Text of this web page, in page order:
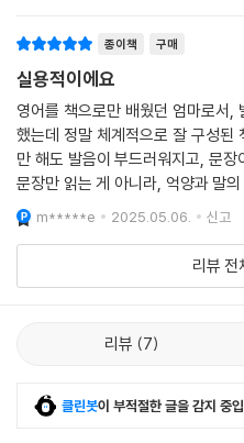
형식을 도입했습니다. 이를 통해 자
나태해짐을 막고, ‘영어 낭독 훈련
니다. 그리고 자신도 모르게 조금씩
종이책 구매
실용적이에요
영어를 책으로만 배웠던 엄마로서
했는데 정말 체계적으로 잘 구성된
만 해도 발음이 부드러워지고, 문
문장만 읽는 게 아니라, 억양과 말
신이 붙기 시작했어요. 아이와 함께
있구나’를 실
m*****e 2025.05.06. 신고
리뷰 전
리뷰 7
클린봇이 부적절한 글을 감지 중